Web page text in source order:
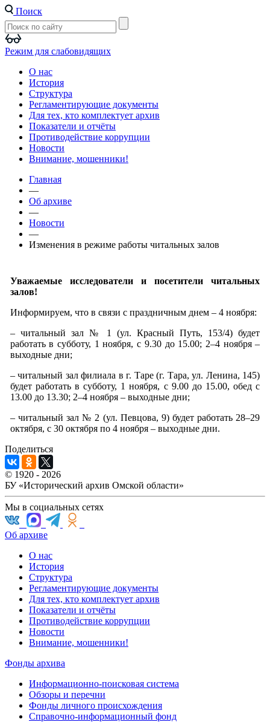
Поиск
Режим для слабовидящих
О нас
История
Структура
Регламентирующие документы
Для тех, кто комплектует архив
Показатели и отчёты
Противодействие коррупции
Новости
Внимание, мошенники!
Главная
—
Об архиве
—
Новости
—
Изменения в режиме работы читальных залов
Уважаемые исследователи и посетители читальных
залов!
Информируем, что в связи с праздничным днем – 4 ноября:
– читальный зал № 1 (ул. Красный Путь, 153/4) будет
работать в субботу, 1 ноября, с 9.30 до 15.00; 2–4 ноября –
выходные дни;
– читальный зал филиала в г. Таре (г. Тара, ул. Ленина, 145)
будет работать в субботу, 1 ноября, с 9.00 до 15.00, обед с
13.00 до 13.30; 2–4 ноября – выходные дни;
– читальный зал № 2 (ул. Певцова, 9) будет работать 28–29
октября, с 30 октября по 4 ноября – выходные дни.
Поделиться
© 1920 - 2026
БУ «Исторический архив Омской области»
Мы в социальных сетях
Об архиве
О нас
История
Структура
Регламентирующие документы
Для тех, кто комплектует архив
Показатели и отчёты
Противодействие коррупции
Новости
Внимание, мошенники!
Фонды архива
Информационно-поисковая система
Обзоры и перечни
Фонды личного происхождения
Справочно-информационный фонд